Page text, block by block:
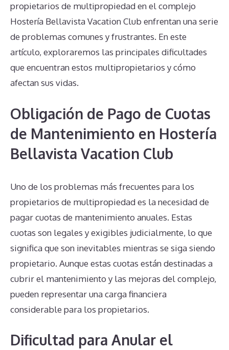
propietarios de multipropiedad en el complejo
Hostería Bellavista Vacation Club enfrentan una serie
de problemas comunes y frustrantes. En este
artículo, exploraremos las principales dificultades
que encuentran estos multipropietarios y cómo
afectan sus vidas.
Obligación de Pago de Cuotas
de Mantenimiento en Hostería
Bellavista Vacation Club
Uno de los problemas más frecuentes para los
propietarios de multipropiedad es la necesidad de
pagar cuotas de mantenimiento anuales. Estas
cuotas son legales y exigibles judicialmente, lo que
significa que son inevitables mientras se siga siendo
propietario. Aunque estas cuotas están destinadas a
cubrir el mantenimiento y las mejoras del complejo,
pueden representar una carga financiera
considerable para los propietarios.
Dificultad para Anular el